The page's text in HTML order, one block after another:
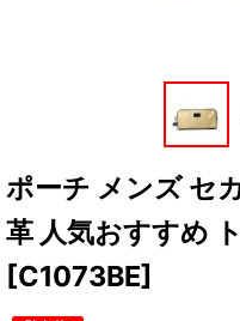
ポーチ メンズ セ
革 人気おすすめ
[C1073BE]